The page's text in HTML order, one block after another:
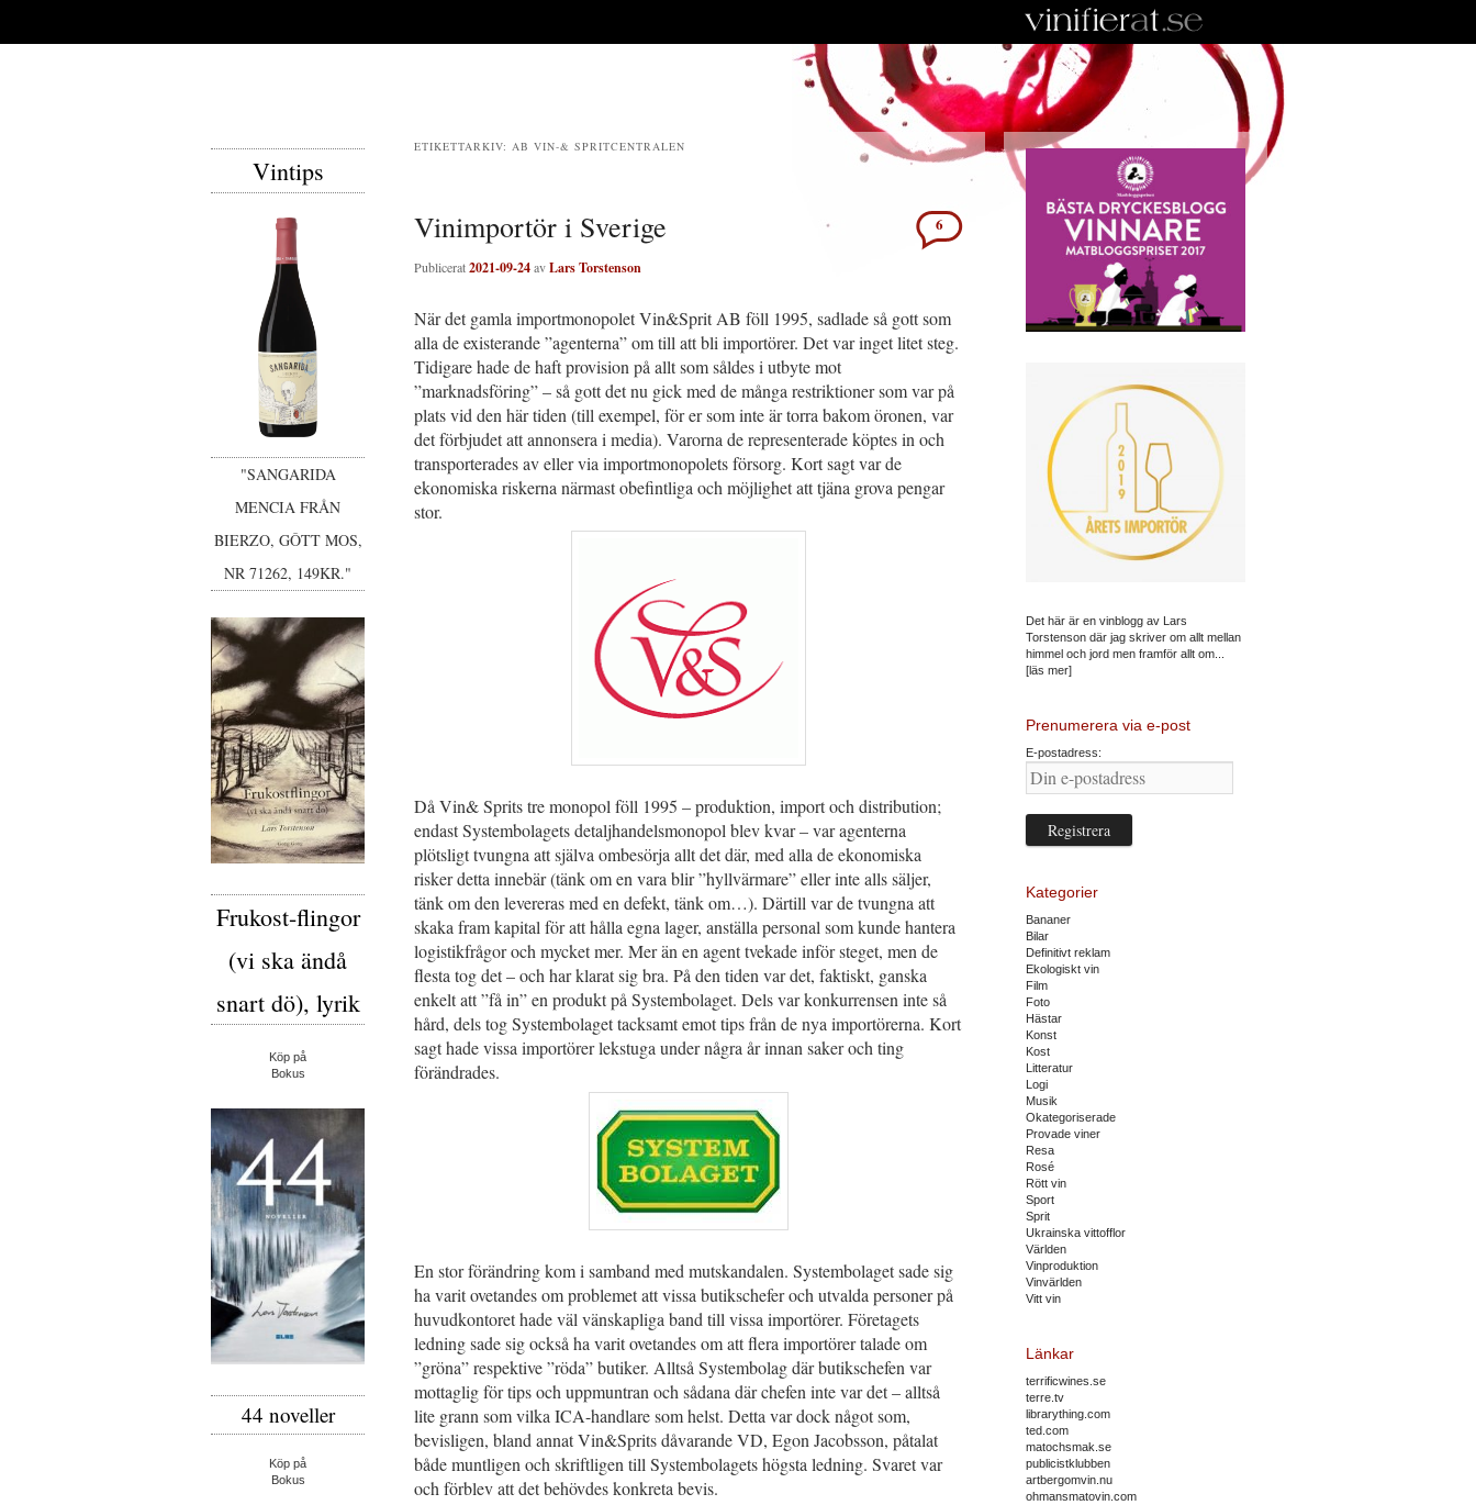
ETIKETTARKIV: AB VIN-& SPRITCENTRALEN
Vinimportör i Sverige
Publicerat2021-09-24avLars Torstenson
6
När det gamla importmonopolet Vin&Sprit AB föll 1995, sadlade så gott som
alla de existerande ”agenterna” om till att bli importörer. Det var inget litet steg.
Tidigare hade de haft provision på allt som såldes i utbyte mot
”marknadsföring” – så gott det nu gick med de många restriktioner som var på
plats vid den här tiden (till exempel, för er som inte är torra bakom öronen, var
det förbjudet att annonsera i media). Varorna de representerade köptes in och
transporterades av eller via importmonopolets försorg. Kort sagt var de
ekonomiska riskerna närmast obefintliga och möjlighet att tjäna grova pengar
stor.
Då Vin& Sprits tre monopol föll 1995 – produktion, import och distribution;
endast Systembolagets detaljhandelsmonopol blev kvar – var agenterna
plötsligt tvungna att själva ombesörja allt det där, med alla de ekonomiska
risker detta innebär (tänk om en vara blir ”hyllvärmare” eller inte alls säljer,
tänk om den levereras med en defekt, tänk om…). Därtill var de tvungna att
skaka fram kapital för att hålla egna lager, anställa personal som kunde hantera
logistikfrågor och mycket mer. Mer än en agent tvekade inför steget, men de
flesta tog det – och har klarat sig bra. På den tiden var det, faktiskt, ganska
enkelt att ”få in” en produkt på Systembolaget. Dels var konkurrensen inte så
hård, dels tog Systembolaget tacksamt emot tips från de nya importörerna. Kort
sagt hade vissa importörer lekstuga under några år innan saker och ting
förändrades.
En stor förändring kom i samband med mutskandalen. Systembolaget sade sig
ha varit ovetandes om problemet att vissa butikschefer och utvalda personer på
huvudkontoret hade väl vänskapliga band till vissa importörer. Företagets
ledning sade sig också ha varit ovetandes om att flera importörer talade om
”gröna” respektive ”röda” butiker. Alltså Systembolag där butikschefen var
mottaglig för tips och uppmuntran och sådana där chefen inte var det – alltså
lite grann som vilka ICA-handlare som helst. Detta var dock något som,
bevisligen, bland annat Vin&Sprits dåvarande VD, Egon Jacobsson, påtalat
både muntligen och skriftligen till Systembolagets högsta ledning. Svaret var
och förblev att det behövdes konkreta bevis.
Det här är en vinblogg av Lars
Torstenson där jag skriver om allt mellan
himmel och jord men framför allt om...
[läs mer]
Prenumerera via e-post
E-postadress:
Kategorier
Bananer
Bilar
Definitivt reklam
Ekologiskt vin
Film
Foto
Hästar
Konst
Kost
Litteratur
Logi
Musik
Okategoriserade
Provade viner
Resa
Rosé
Rött vin
Sport
Sprit
Ukrainska vittofflor
Världen
Vinproduktion
Vinvärlden
Vitt vin
Länkar
terrificwines.se
terre.tv
librarything.com
ted.com
matochsmak.se
publicistklubben
artbergomvin.nu
ohmansmatovin.com
Vintips
"SANGARIDA
MENCIA FRÅN
BIERZO, GÔTT MOS,
NR 71262, 149KR."
Frukost-flingor
(vi ska ändå
snart dö), lyrik
Köp på
Bokus
44 noveller
Köp på
Bokus